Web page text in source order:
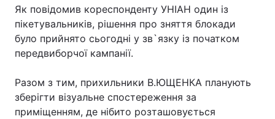
Як повідомив кореспонденту УНІАН один із
пікетувальників, рішення про зняття блокади
було прийнято сьогодні у зв`язку із початком
передвиборчої кампанії.
Разом з тим, прихильники В.ЮЩЕНКА планують
зберігти візуальне спостереження за
приміщенням, де нібито розташовується